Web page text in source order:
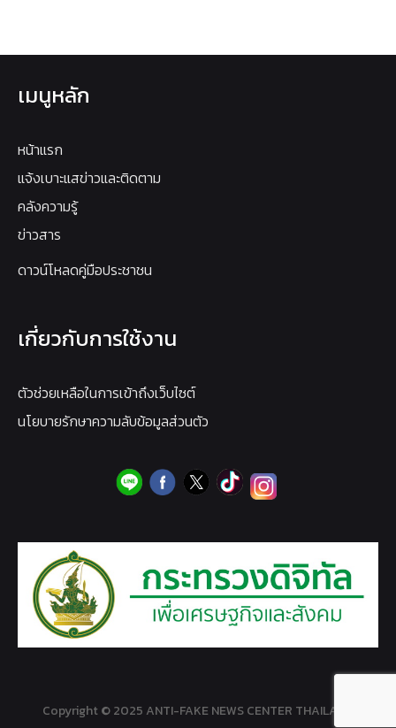
เมนูหลัก
หน้าแรก
แจ้งเบาะแสข่าวและติดตาม
คลังความรู้
ข่าวสาร
ดาวน์โหลดคู่มือประชาชน
เกี่ยวกับการใช้งาน
ตัวช่วยเหลือในการเข้าถึงเว็บไซต์
นโยบายรักษาความลับข้อมูลส่วนตัว
Copyright © 2025 ANTI-FAKE NEWS CENTER THAILAND